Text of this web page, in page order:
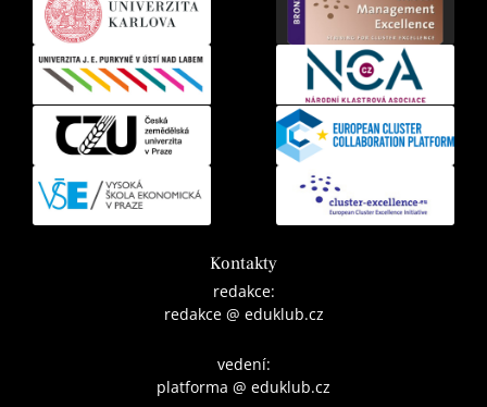
Kontakty
redakce:
redakce @ eduklub.cz
vedení:
platforma @ eduklub.cz